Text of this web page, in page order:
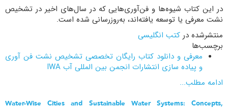
در این کتاب شیوه‌ها و فن‌آوری‌هایی که در سال‌های اخیر در تشخیص
نشت معرفی یا توسعه یافته‌اند، به‌روزرسانی شده است.
منتشرشده در کتب انگلیسی
برچسب‌ها
معرفی و دانلود کتاب رایگان تخصصی تشخیص نشت فن آوری
و پیاده سازی انتشارات انجمن بین المللی آب IWA
ادامه مطلب...
Water-Wise Cities and Sustainable Water Systems: Concepts,